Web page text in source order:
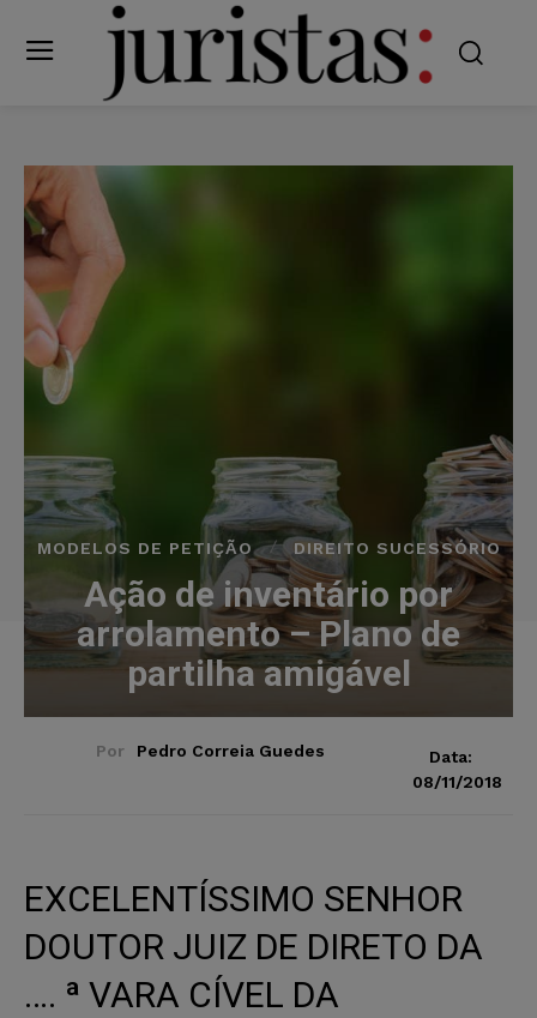
MODELOS DE PETIÇÃO DIREITO SUCESSÓRIO
Ação de inventário por
arrolamento – Plano de
partilha amigável
Por Pedro Correia Guedes
Data:
08/11/2018
EXCELENTÍSSIMO SENHOR
DOUTOR JUIZ DE DIRETO DA
…. ª VARA CÍVEL DA